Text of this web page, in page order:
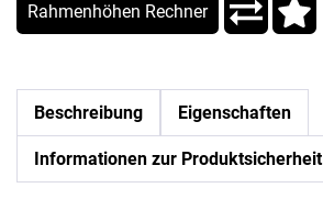
Rahmenhöhen Rechner
Beschreibung Eigenschaften
Informationen zur Produktsicherheit